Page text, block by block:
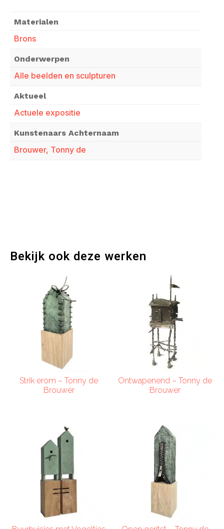
Materialen
Brons
Onderwerpen
Alle beelden en sculpturen
Aktueel
Actuele expositie
Kunstenaars Achternaam
Brouwer, Tonny de
Bekijk ook deze werken
Strik erom – Tonny de
Brouwer
Ontwapenend – Tonny de
Brouwer